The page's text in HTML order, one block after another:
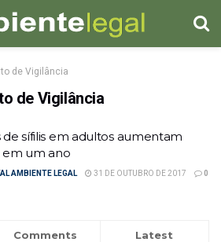
de Vigilância
de Vigilância
de sífilis em adultos aumentam
em um ano
AMBIENTE LEGAL 31 DE OUTUBRO DE 2017 0
Comments Latest